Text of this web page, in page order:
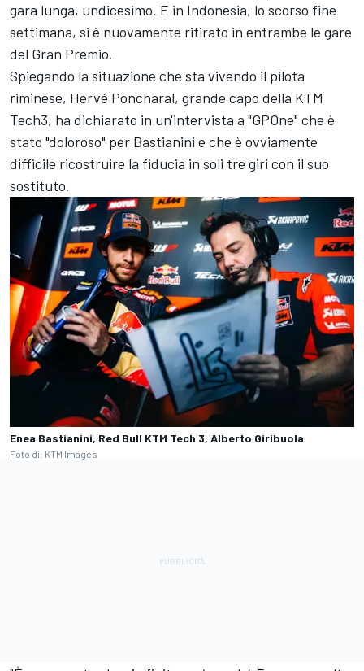
gara lunga, undicesimo. E in Indonesia, lo scorso fine
settimana, si è nuovamente ritirato in entrambe le gare
del Gran Premio.
Spiegando la situazione che sta vivendo il pilota
riminese, Hervé Poncharal, grande capo della KTM
Tech3, ha dichiarato in un'intervista a "GPOne" che è
stato "doloroso" per Bastianini e che è ovviamente
difficile ricostruire la fiducia in soli tre giri con il suo
sostituto.
Enea Bastianini, Red Bull KTM Tech 3, Alberto Giribuola
Foto di: KTM Images